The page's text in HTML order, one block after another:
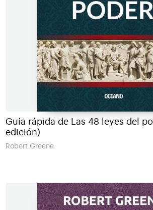
Guía rápida de Las 48 leyes del
edición)
Robert Greene